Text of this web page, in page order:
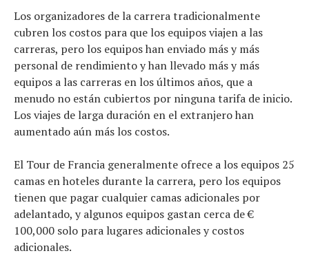
Los organizadores de la carrera tradicionalmente
cubren los costos para que los equipos viajen a las
carreras, pero los equipos han enviado más y más
personal de rendimiento y han llevado más y más
equipos a las carreras en los últimos años, que a
menudo no están cubiertos por ninguna tarifa de inicio.
Los viajes de larga duración en el extranjero han
aumentado aún más los costos.
El Tour de Francia generalmente ofrece a los equipos 25
camas en hoteles durante la carrera, pero los equipos
tienen que pagar cualquier camas adicionales por
adelantado, y algunos equipos gastan cerca de €
100,000 solo para lugares adicionales y costos
adicionales.